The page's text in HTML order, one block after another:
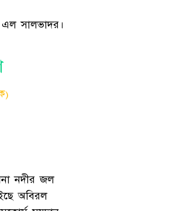
সালভাদর।
নদীর জল
অবিরল